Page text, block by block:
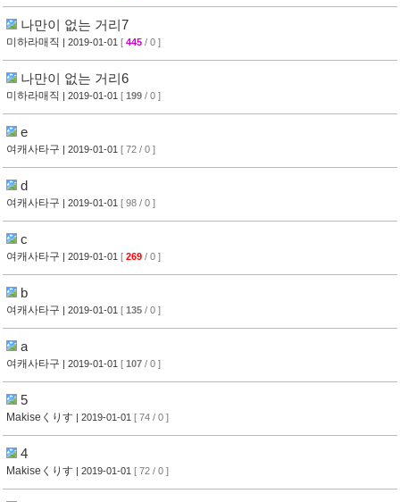
나만이 없는 거리7
미하라매직 | 2019-01-01 [ 445 / 0 ]
나만이 없는 거리6
미하라매직 | 2019-01-01 [ 199 / 0 ]
e
여캐사타구 | 2019-01-01 [ 72 / 0 ]
d
여캐사타구 | 2019-01-01 [ 98 / 0 ]
c
여캐사타구 | 2019-01-01 [ 269 / 0 ]
b
여캐사타구 | 2019-01-01 [ 135 / 0 ]
a
여캐사타구 | 2019-01-01 [ 107 / 0 ]
5
Makiseくりす | 2019-01-01 [ 74 / 0 ]
4
Makiseくりす | 2019-01-01 [ 72 / 0 ]